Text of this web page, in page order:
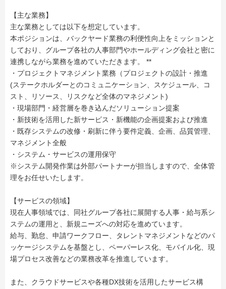
【主な業務】
主な業務としては以下を想定しています。
本ポジションは、バックヤード業務の利便性向上をミッションと
しており、グループ各社の人事部門やホールディング会社と密に
連携しながら業務を進めていただきます。 **
・プロジェクトマネジメント業務（プロジェクトの設計・推進
(ステークホルダーとのコミュニケーション、スケジュール、コ
スト、リソース、リスクなど全体のマネジメント)
・現場部門・経営層を巻き込んだソリューション提案
・新技術を活用した新サービス・新機能の企画提案および推進
・既存システムの改修・刷新に伴う要件定義、企画、品質管理、
マネジメント全般
・システム・サービスの運用保守
※システム開発作業は外部パートナーが担当しますので、全体管
理をお任せいたします。
【サービスの領域】
現在人事領域では、同社グループ各社に展開する人事・給与系シ
ステムの運用と、新規ニーズへの対応を進めています。
給与、勤怠、申請ワークフロー、タレントマネジメントなどのパ
ッケージシステムを基盤とし、ペーパーレス化、モバイル化、現
場プロセス改善などの業務改革を推進しています。
また、クラウドサービスや各種DX技術を活用したサービス構